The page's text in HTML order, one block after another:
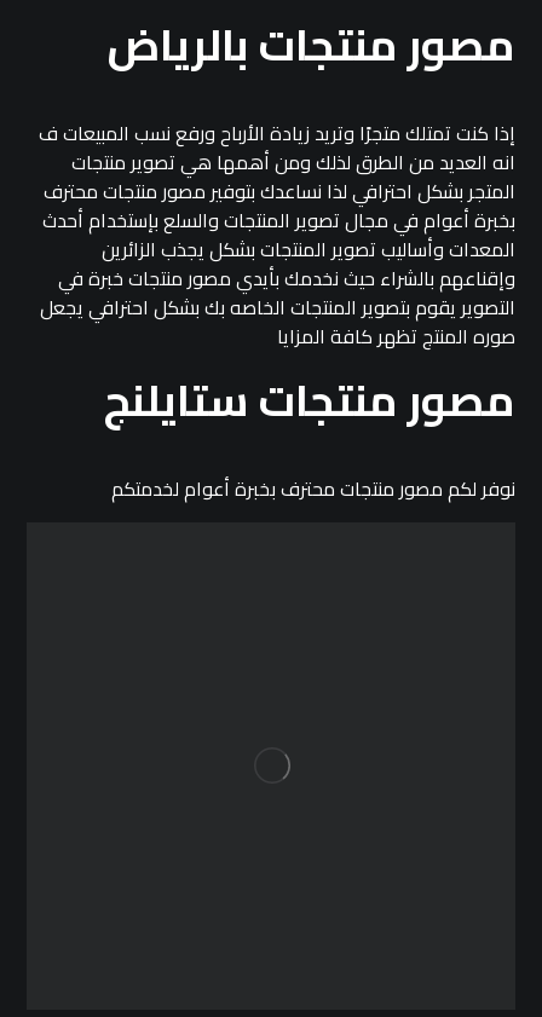
مصور منتجات بالرياض
إذا كنت تمتلك متجرًا وتريد زيادة الأرباح ورفع نسب المبيعات ف
انه العديد من الطرق لذلك ومن أهمها هي تصوير منتجات
المتجر بشكل احترافي لذا نساعدك بتوفير مصور منتجات محترف
بخبرة أعوام في مجال تصوير المنتجات والسلع بإستخدام أحدث
المعدات وأساليب تصوير المنتجات بشكل يجذب الزائرين
وإقناعهم بالشراء حيث نخدمك بأيدي مصور منتجات خبرة في
التصوير يقوم بتصوير المنتجات الخاصه بك بشكل احترافي يجعل
صوره المنتج تظهر كافة المزايا
مصور منتجات ستايلنج
نوفر لكم مصور منتجات محترف بخبرة أعوام لخدمتكم